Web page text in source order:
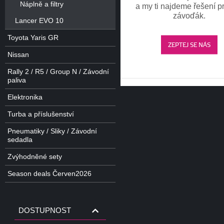
Náplně a filtry
Lancer EVO 10
Toyota Yaris GR
Nissan
Rally 2 / R5 / Group N / Závodní
paliva
Elektronika
Turba a příslušenství
Pneumatiky / Sliky / Závodní
sedadla
Zvýhodněné sety
Season deals Červen2026
DOSTUPNOST
a my ti najdeme řešení
závoďák.
ZEPTEJ SE NÁS